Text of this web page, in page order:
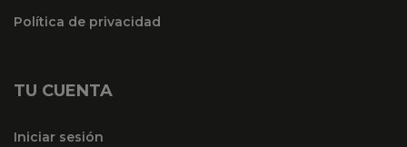
Política de privacidad
TU CUENTA
Iniciar sesión